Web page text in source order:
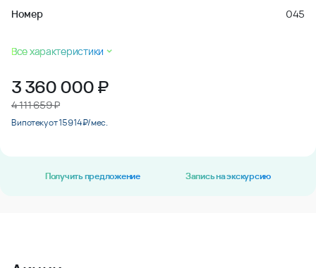
Номер 045
Все характеристики
3 360 000₽
4 111 659 ₽
В ипотеку от 15 914 ₽/мес.
Получить предложение Запись на экскурсию